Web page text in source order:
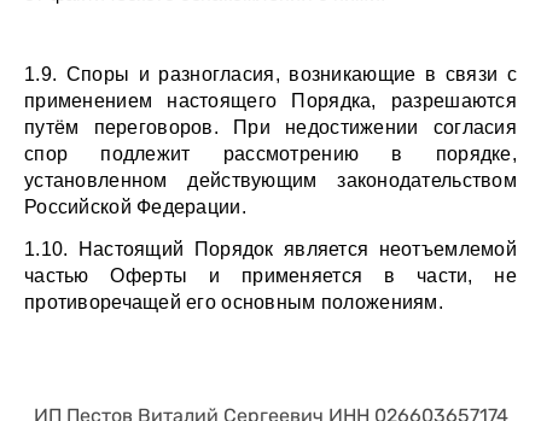
1.9. Споры и разногласия, возникающие в связи с
применением настоящего Порядка, разрешаются
путём переговоров. При недостижении согласия
спор подлежит рассмотрению в порядке,
установленном действующим законодательством
Российской Федерации.
1.10. Настоящий Порядок является неотъемлемой
частью Оферты и применяется в части, не
противоречащей его основным положениям.
ИП Пестов Виталий Сергеевич ИНН 026603657174